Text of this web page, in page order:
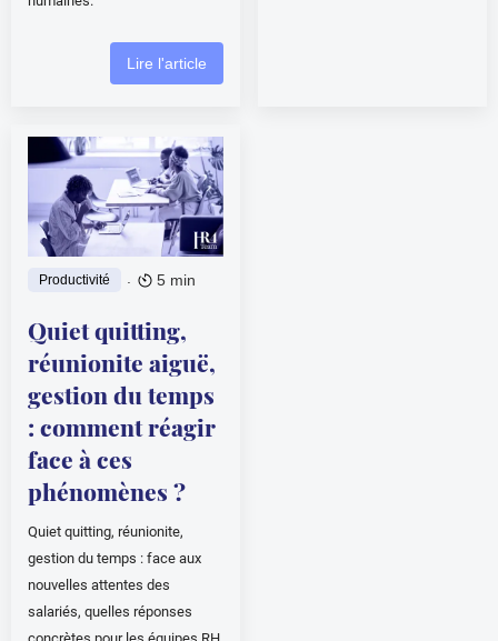
Lire l'article
Productivité 5 min
Quiet quitting,
réunionite aiguë,
gestion du temps
: comment réagir
face à ces
phénomènes ?
Quiet quitting, réunionite,
gestion du temps : face aux
nouvelles attentes des
salariés, quelles réponses